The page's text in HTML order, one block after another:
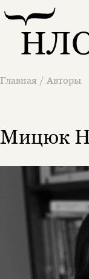
Главная / Авторы
Мицюк